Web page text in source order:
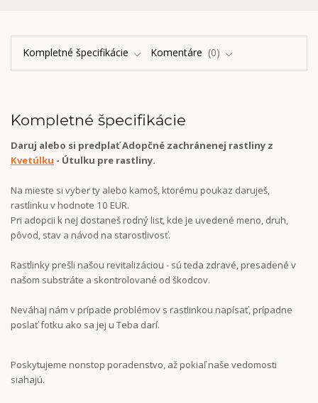
Kompletné špecifikácie Komentáre 0
Kompletné špecifikácie
Daruj alebo si predplať Adopčné zachránenej rastliny z
Kvetúlku - Útulku pre rastliny.
Na mieste si vyber ty alebo kamoš, ktorému poukaz daruješ,
rastlinku v hodnote 10 EUR.
Pri adopcii k nej dostaneš rodný list, kde je uvedené meno, druh,
pôvod, stav a návod na starostlivosť.
Rastlinky prešli našou revitalizáciou - sú teda zdravé, presadené v
našom substráte a skontrolované od škodcov.
Neváhaj nám v prípade problémov s rastlinkou napísať, prípadne
poslať fotku ako sa jej u Teba darí.
Poskytujeme nonstop poradenstvo, až pokiaľ naše vedomosti
siahajú.